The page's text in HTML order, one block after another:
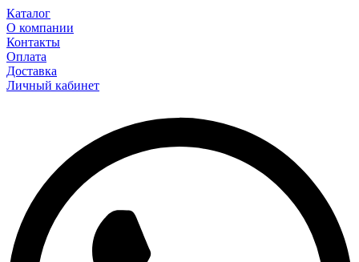
Каталог
О компании
Контакты
Оплата
Доставка
Личный кабинет